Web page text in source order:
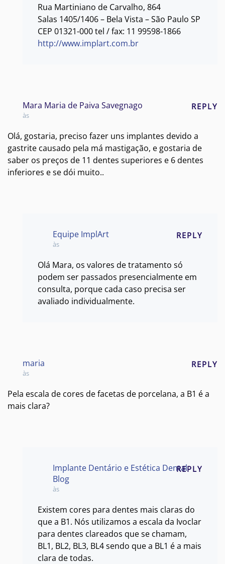
Rua Martiniano de Carvalho, 864
Salas 1405/1406 – Bela Vista – São Paulo SP
CEP 01321-000 tel / fax: 11 99598-1866
http://www.implart.com.br
Mara Maria de Paiva Savegnago
às
REPLY
Olá, gostaria, preciso fazer uns implantes devido a
gastrite causado pela má mastigação, e gostaria de
saber os preços de 11 dentes superiores e 6 dentes
inferiores e se dói muito..
Equipe ImplArt
às
REPLY
Olá Mara, os valores de tratamento só
podem ser passados presencialmente em
consulta, porque cada caso precisa ser
avaliado individualmente.
maria
às
REPLY
Pela escala de cores de facetas de porcelana, a B1 é a
mais clara?
Implante Dentário e Estética Dental
Blog
às
REPLY
Existem cores para dentes mais claras do
que a B1. Nós utilizamos a escala da Ivoclar
para dentes clareados que se chamam,
BL1, BL2, BL3, BL4 sendo que a BL1 é a mais
clara de todas.